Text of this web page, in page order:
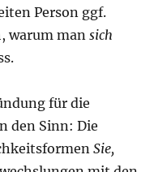
Person ggf.
warum mansich
für die
den Sinn: Die
Sie,